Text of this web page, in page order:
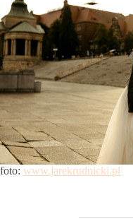
foto: www.jarekrudnicki.pl